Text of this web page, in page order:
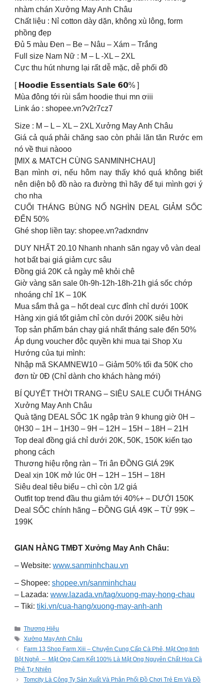
nhàm chán Xưởng May Anh Châu
Chất liệu : Nỉ cotton dày dặn, không xù lông, form
phồng đẹp
Đủ 5 màu Đen – Be – Nâu – Xám – Trắng
Full size Nam Nữ : M – L -XL – 2XL
Cực thu hút nhưng lại rất dễ mặc, dễ phối đồ
[ 𝗛𝗼𝗼𝗱𝗶𝗲 𝗘𝘀𝘀𝗲𝗻𝘁𝗶𝗮𝗹𝘀 𝗦𝗮𝗹𝗲 𝟲𝟬% ]
Mùa đông tới rùi sắm hoodie thui mn ơiii
Link áo : shopee.vn?v2r7cz7
Size : M – L – XL – 2XL Xưởng May Anh Châu
Giá cả quá phải chăng sao còn phải lăn tăn Rước em
nó về thui nàooo
[MIX & MATCH CÙNG SANMINHCHAU]
Bạn mình ơi, nếu hôm nay thấy khó quá không biết
nên diện bộ đồ nào ra đường thì hãy để tụi mình gợi ý
cho nha
CUỐI THÁNG BÙNG NỔ NGHÌN DEAL GIẢM SỐC
ĐẾN 50%
Ghé shop liền tay: shopee.vn?adxndnv
DUY NHẤT 20.10 Nhanh nhanh săn ngay vô vàn deal
hot bất bại giá giảm cực sâu
Đồng giá 20K cả ngày mê khỏi chê
Giờ vàng săn sale 0h-9h-12h-18h-21h giá sốc chớp
nhoáng chỉ 1K – 10K
Mua sắm thả ga – hốt deal cực đỉnh chỉ dưới 100K
Hàng xịn giá tốt giảm chỉ còn dưới 200K siêu hời
Top sản phẩm bán chạy giá nhất tháng sale đến 50%
Áp dụng voucher độc quyền khi mua tại Shop Xu
Hướng của tụi mình:
Nhập mã SKAMNEW10 – Giảm 50% tối đa 50K cho
đơn từ 0Đ (Chỉ dành cho khách hàng mới)
BÍ QUYẾT THỜI TRANG – SIÊU SALE CUỐI THÁNG
Xưởng May Anh Châu
Quà tặng DEAL SỐC 1K ngập tràn 9 khung giờ 0H –
0H30 – 1H – 1H30 – 9H – 12H – 15H – 18H – 21H
Top deal đồng giá chỉ dưới 20K, 50K, 150K kiến tạo
phong cách
Thương hiệu rộng ràn – Tri ân ĐỒNG GIÁ 29K
Deal xịn 10K mở lúc 0H – 12H – 15H – 18H
Siêu deal tiêu biểu – chì còn 1/2 giá
Outfit top trend đầu thu giảm tới 40%+ – DƯỚI 150K
Deal SỐC chính hãng – ĐỒNG GIÁ 49K – TỪ 99K –
199K
GIAN HÀNG TMĐT Xưởng May Anh Châu:
– Website: www.sanminhchau.vn
– Shopee: shopee.vn/sanminhchau
– Lazada: www.lazada.vn/tag/xuong-may-hong-chau
– Tiki: tiki.vn/cua-hang/xuong-may-anh-anh
Categories
Thương Hiệu
Tags
Xưởng May Anh Châu
Farm 13 Shop Farm Xiii – Chuyên Cung Cấp Cà Phê, Mật Ong,tinh
Bột Nghệ – Mật Ong Cam Kết 100% Là Mật Ong Nguyên Chất Hoa Cà
Phê Tự Nhiên
Tomcity Là Công Ty Sản Xuất Và Phân Phối Đồ Chơi Trẻ Em Và Đồ